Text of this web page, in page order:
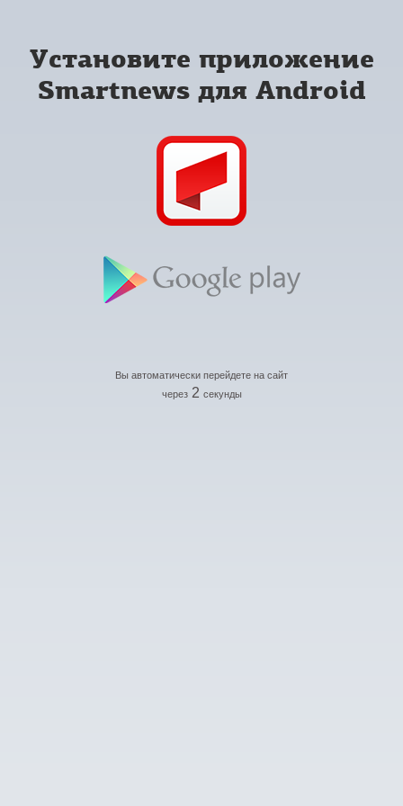
Установите приложение
Smartnews для Android
Вы автоматически перейдете на сайт
через 2 секунды